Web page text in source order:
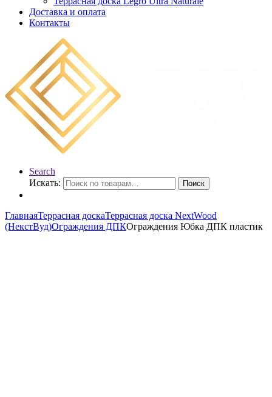
Доставка и оплата
Контакты
Search
Искать:
Поиск
ГлавнаяТеррасная доскаТеррасная доска NextWood
(НекстВуд)Ограждения ДПКОграждения Юбка ДПК пластик